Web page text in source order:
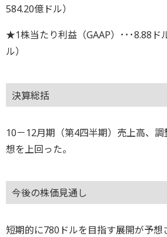
584.20億ドル）
★1株当たり利益（GAAP）･･･8.88ド
ル）
決算総括
10－12月期（第4四半期）売上高、
想を上回った。
今後の株価見通し
短期的に780ドルを目指す展開が予想